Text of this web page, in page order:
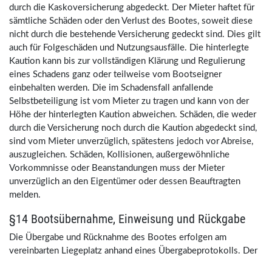
durch die Kaskoversicherung abgedeckt. Der Mieter haftet für
sämtliche Schäden oder den Verlust des Bootes, soweit diese
nicht durch die bestehende Versicherung gedeckt sind. Dies gilt
auch für Folgeschäden und Nutzungsausfälle. Die hinterlegte
Kaution kann bis zur vollständigen Klärung und Regulierung
eines Schadens ganz oder teilweise vom Bootseigner
einbehalten werden. Die im Schadensfall anfallende
Selbstbeteiligung ist vom Mieter zu tragen und kann von der
Höhe der hinterlegten Kaution abweichen. Schäden, die weder
durch die Versicherung noch durch die Kaution abgedeckt sind,
sind vom Mieter unverzüglich, spätestens jedoch vor Abreise,
auszugleichen. Schäden, Kollisionen, außergewöhnliche
Vorkommnisse oder Beanstandungen muss der Mieter
unverzüglich an den Eigentümer oder dessen Beauftragten
melden.
§14 Bootsübernahme, Einweisung und Rückgabe
Die Übergabe und Rücknahme des Bootes erfolgen am
vereinbarten Liegeplatz anhand eines Übergabeprotokolls. Der